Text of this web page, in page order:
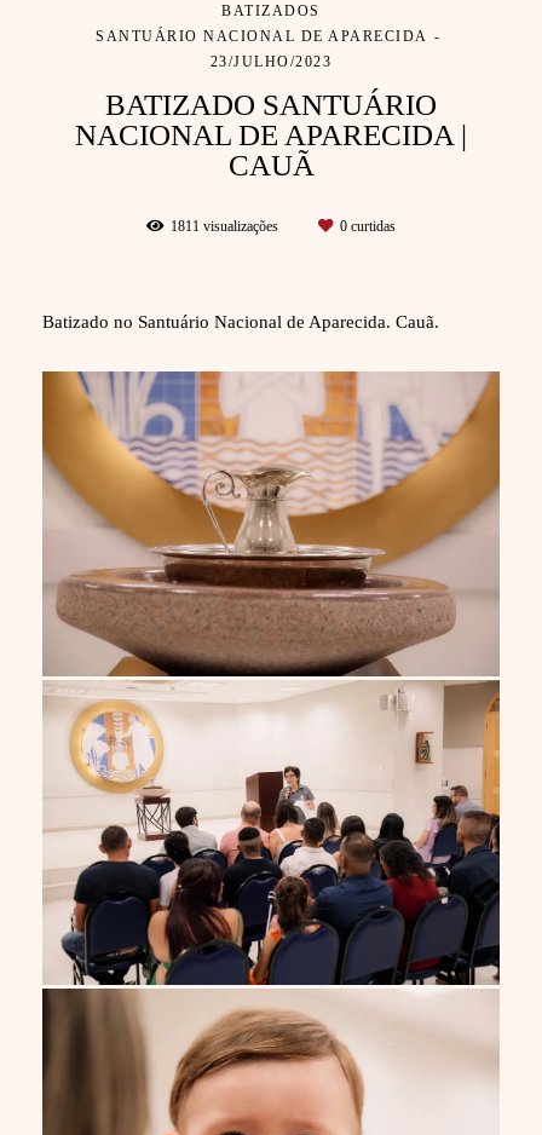
BATIZADOS
SANTUÁRIO NACIONAL DE APARECIDA
23/JULHO/2023
BATIZADO SANTUÁRIO
NACIONAL DE APARECIDA |
CAUÃ
1811 visualizações 0 curtidas
Batizado no Santuário Nacional de Aparecida. Cauã.